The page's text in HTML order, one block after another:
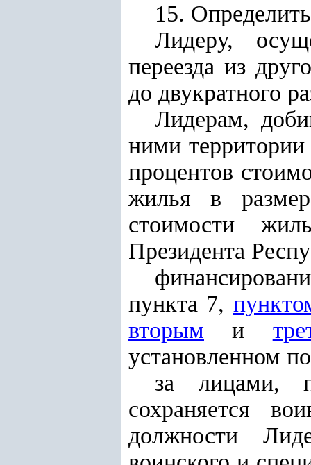
15.
Лидеру,
переезда из
до двукратного
Лидерам,
ними территории
процентов
жилья в
стоимости
Президента
пункта 7,
вторым и
установленном
за лицами,
сохраняется
должности